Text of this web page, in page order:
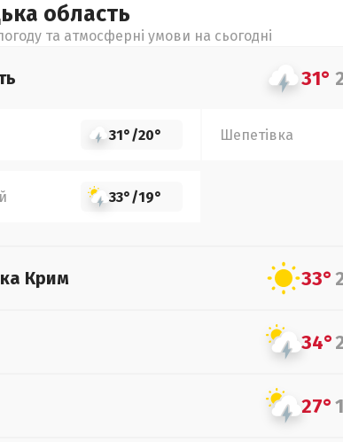
область
та атмосферні умови на сьогодні
31°
31°/20° Шепетівка
33°/19°
Крим 33°
34°
27°